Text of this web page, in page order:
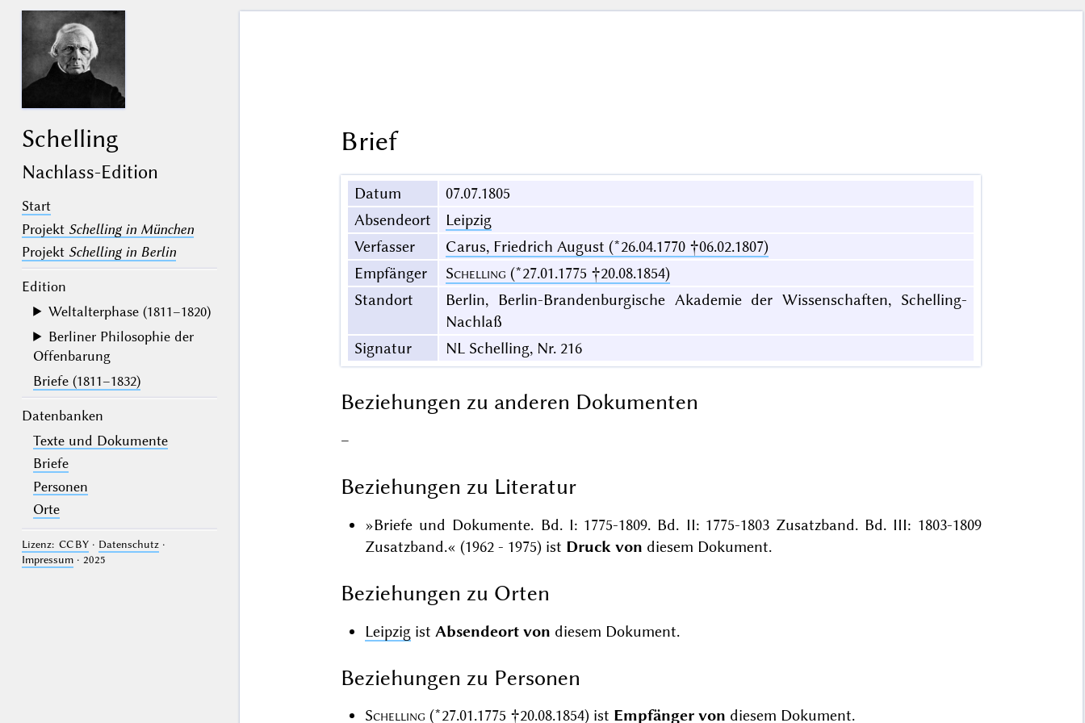
Schelling
Nachlass-Edition
Start
Projekt Schelling in München
Projekt Schelling in Berlin
Edition
Weltalterphase (1811–1820)
Berliner Philosophie der
Offenbarung
Briefe (1811–1832)
Datenbanken
Texte und Dokumente
Briefe
Personen
Orte
Lizenz: CC BY· Datenschutz·
Impressum· 2025
Brief
Datum
07.07.1805
Absendeort
Leipzig
Verfasser
Carus, Friedrich August (*26.04.1770 †06.02.1807)
Empfänger
Schelling (*27.01.1775 †20.08.1854)
Standort
Berlin, Berlin-Brandenburgische Akademie der Wissenschaften, Schelling-
Nachlaß
Signatur
NL Schelling, Nr. 216
Beziehungen zu anderen Dokumenten
–
Beziehungen zu Literatur
»Briefe und Dokumente. Bd. I: 1775-1809. Bd. II: 1775-1803 Zusatzband. Bd. III: 1803-1809
Zusatzband.« (1962 - 1975) ist Druck von diesem Dokument.
Beziehungen zu Orten
Leipzig ist Absendeort von diesem Dokument.
Beziehungen zu Personen
Schelling (*27.01.1775 †20.08.1854)ist Empfänger von diesem Dokument.